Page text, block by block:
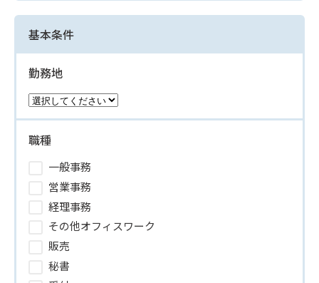
基本条件
勤務地
職種
一般事務
営業事務
経理事務
その他オフィスワーク
販売
秘書